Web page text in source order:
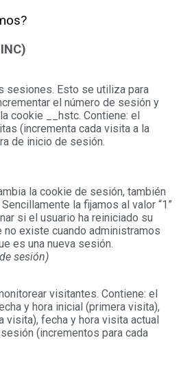
sesiones. Esto se utiliza para
el número de sesión y
cookie __hstc. Contiene: el
(incrementa cada visita a la
de inicio de sesión.
la cookie de sesión, también
la fijamos al valor “1”
si el usuario ha reiniciado su
no existe cuando administramos
es una nueva sesión.
sesión)
visitantes. Contiene: el
y hora inicial (primera visita),
visita), fecha y hora visita actual
(incrementos para cada